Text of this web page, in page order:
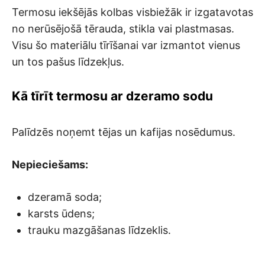
Termosu iekšējās kolbas visbiežāk ir izgatavotas
no nerūsējošā tērauda, stikla vai plastmasas.
Visu šo materiālu tīrīšanai var izmantot vienus
un tos pašus līdzekļus.
Kā tīrīt termosu ar dzeramo sodu
Palīdzēs noņemt tējas un kafijas nosēdumus.
Nepieciešams:
dzeramā soda;
karsts ūdens;
trauku mazgāšanas līdzeklis.